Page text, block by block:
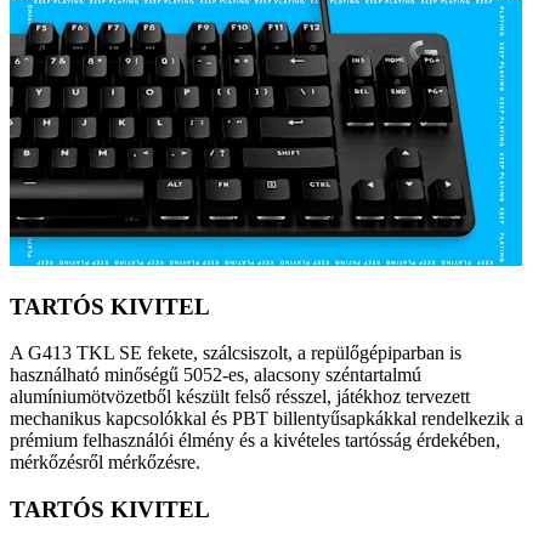
TARTÓS KIVITEL
A G413 TKL SE fekete, szálcsiszolt, a repülőgépiparban is
használható minőségű 5052-es, alacsony széntartalmú
alumíniumötvözetből készült felső résszel, játékhoz tervezett
mechanikus kapcsolókkal és PBT billentyűsapkákkal rendelkezik a
prémium felhasználói élmény és a kivételes tartósság érdekében,
mérkőzésről mérkőzésre.
TARTÓS KIVITEL